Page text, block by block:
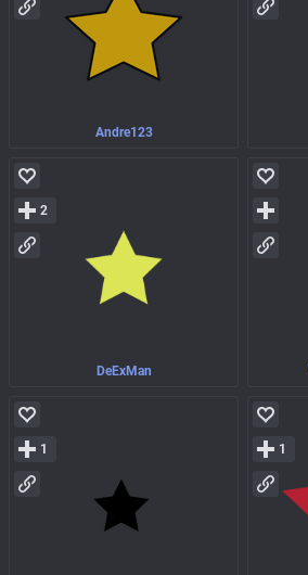
Andre123
DeExMan
2
1 1